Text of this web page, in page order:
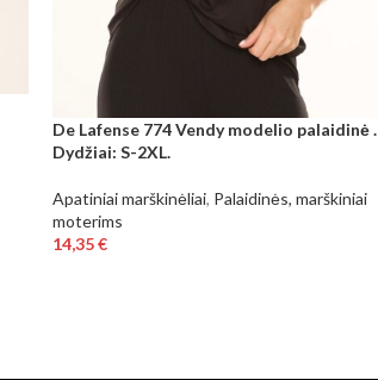
De Lafense 774 Vendy modelio palaidinė .
Dydžiai: S-2XL.
Apatiniai marškinėliai, Palaidinės, marškiniai
moterims
14,35€